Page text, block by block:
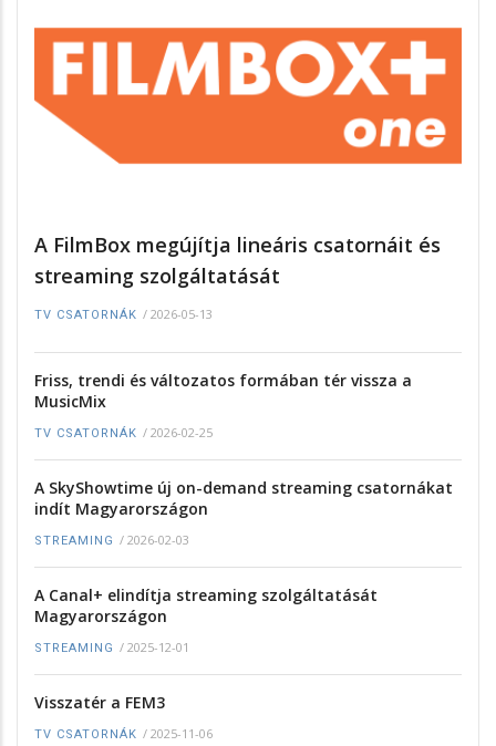
A FilmBox megújítja lineáris csatornáit és
streaming szolgáltatását
TV CSATORNÁK / 2026-05-13
Friss, trendi és változatos formában tér vissza a
MusicMix
TV CSATORNÁK / 2026-02-25
A SkyShowtime új on-demand streaming csatornákat
indít Magyarországon
STREAMING / 2026-02-03
A Canal+ elindítja streaming szolgáltatását
Magyarországon
STREAMING / 2025-12-01
Visszatér a FEM3
TV CSATORNÁK / 2025-11-06